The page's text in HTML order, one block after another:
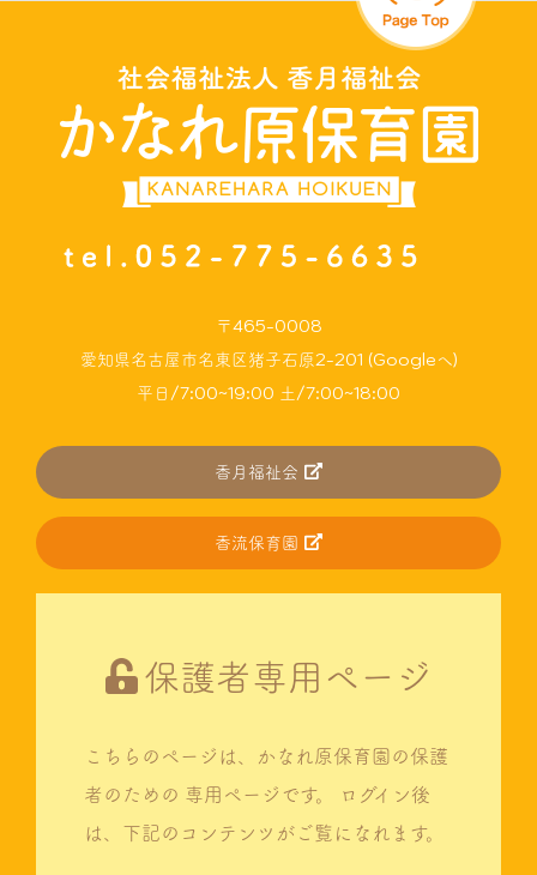
〒465-0008
愛知県名古屋市名東区猪子石原2-201 (Googleへ)
平日/7:00~19:00 土/7:00~18:00
香月福祉会
香流保育園
保護者専用ページ
こちらのページは、かなれ原保育園の保護
者のための 専用ページです。
ログイン後
は、下記のコンテンツがご覧になれます。